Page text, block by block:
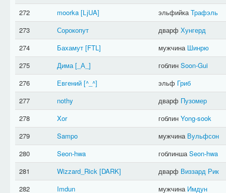
272
moorka [ǈUA] эльфийка Трафэль
273
Сорокопут дварф Хунгерд
274
Бахамут [FTL] мужчина Шинрю
275
Дима [_А_] гоблин Soon-Gui
276
Евгений [^_^] эльф Гриб
277
nothy дварф Пузомер
278
Xor гоблин Yong-sook
279
Sampo мужчина Вульфсон
280
Seon-hwa гоблинша Seon-hwa
281
Wizzard_Rick [DARK] дварф Виззард Рик
282
Imdun мужчина Имдун